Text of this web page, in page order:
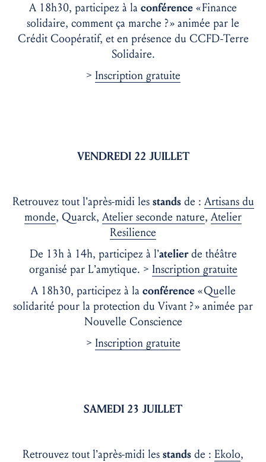
A 18h30, participez à la conférence « Finance
solidaire, comment ça marche ? » animée par le
Crédit Coopératif, et en présence du CCFD-Terre
Solidaire.
> Inscription gratuite
VENDREDI 22 JUILLET
Retrouvez tout l’après-midi les stands de : Artisans du
monde, Quarck, Atelier seconde nature, Atelier
Resilience
De 13h à 14h, participez à l’atelierde théâtre
organisé par L’amytique. > Inscription gratuite
A 18h30, participez à la conférence « Quelle
solidarité pour la protection du Vivant ? » animée par
Nouvelle Conscience
> Inscription gratuite
SAMEDI 23 JUILLET
Retrouvez tout l’après-midi les stands de : Ekolo,